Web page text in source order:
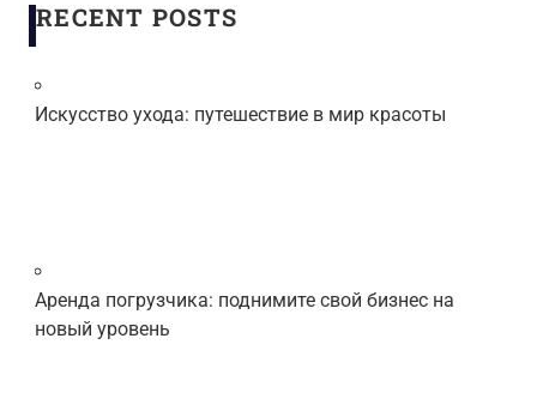
RECENT POSTS
Искусство ухода: путешествие в мир красоты
Аренда погрузчика: поднимите свой бизнес на
новый уровень